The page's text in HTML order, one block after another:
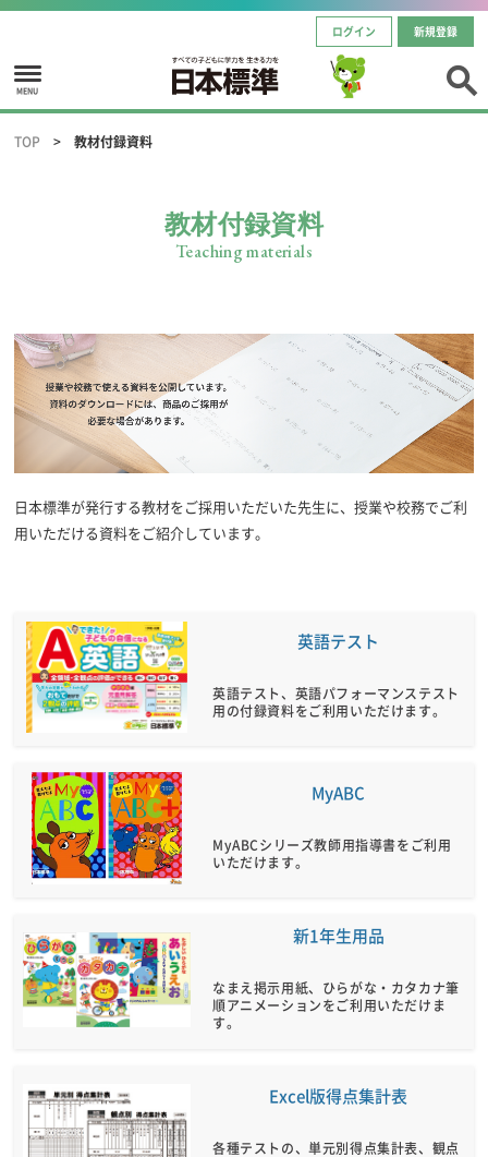
ログイン 新規登録
MENU
TOP 教材付録資料
教材付録資料
Teaching materials
日本標準が発行する教材をご採用いただいた先生に、授業や校務でご利
用いただける資料をご紹介しています。
英語テスト
英語テスト、英語パフォーマンステスト
用の付録資料をご利用いただけます。
MyABC
MyABCシリーズ教師用指導書をご利用
いただけます。
新1年生用品
なまえ掲示用紙、ひらがな・カタカナ筆
順アニメーションをご利用いただけま
す。
Excel版得点集計表
各種テストの、単元別得点集計表、観点